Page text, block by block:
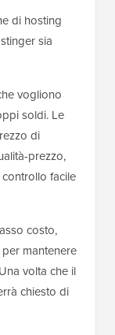
di hosting
sia
vogliono
soldi. Le
di
prezzo,
facile
costo,
mantenere
volta che il
chiesto di